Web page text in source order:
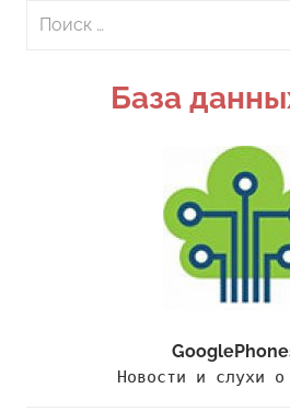
Поиск
База
Новости и слухи